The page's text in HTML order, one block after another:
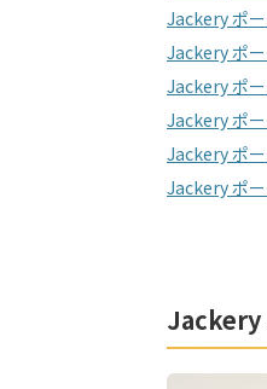
Jackery ポ
Jackery ポ
Jackery ポ
Jackery ポ
Jackery ポ
Jackery ポ
Jackery